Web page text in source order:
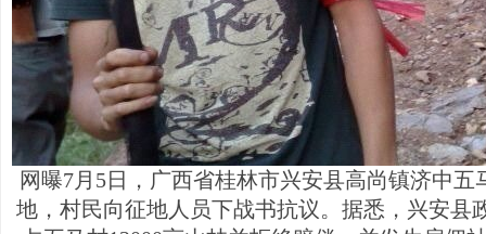
网曝7月5日，广西省桂林市兴安县高尚镇济中
地，村民向征地人员下战书抗议。据悉，兴安县